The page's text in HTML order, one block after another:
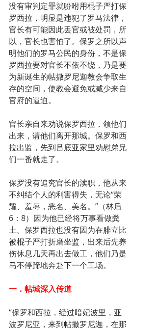
没有审判定罪就吩咐用棍子严打保
罗西拉，明显是违犯了罗马法律，
官长有可能因此丢官或被处罚，所
以，官长也害怕了。保罗之所以声
明他们的罗马公民的身份，不是保
罗西拉要对官长不依不饶，乃是要
为新诞生的帖撒罗尼迦教会争取生
存的空间，使教会避免或减少来自
官府的逼迫。
官长亲自来劝说保罗西拉，领他们
出来，请他们离开那城。保罗和西
拉出监，先到吕底亚家里劝慰弟兄
们一番就走了。
保罗没有追究官长的渎职，他从来
不纠结个人的利害得失，无论“荣
耀、羞辱，恶名、美名。”（林后
6：8）因为他已经将万事看做粪
土。保罗西拉也没有因为在腓立比
被棍子严打折磨坐监，出来后先养
伤休息几天再出去做工，他们乃是
马不停蹄地奔赴下一个工场。
一．帖城深入传道
“保罗和西拉，经过暗妃波里，亚
波罗尼亚，来到帖撒罗尼迦，在那